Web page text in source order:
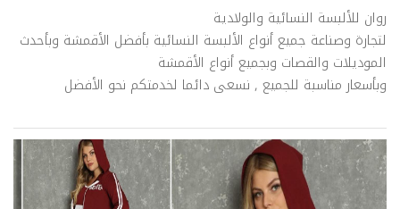
روان للألبسة النسائية والولادية
لتجارة وصناعة جميع أنواع الألبسة النسائية بأفضل الأقمشة وبأحدث
الموديلات والقصات وبجميع أنواع الأقمشة
وبأسعار مناسبة للجميع , نسعى دائما لخدمتكم نحو الأفضل